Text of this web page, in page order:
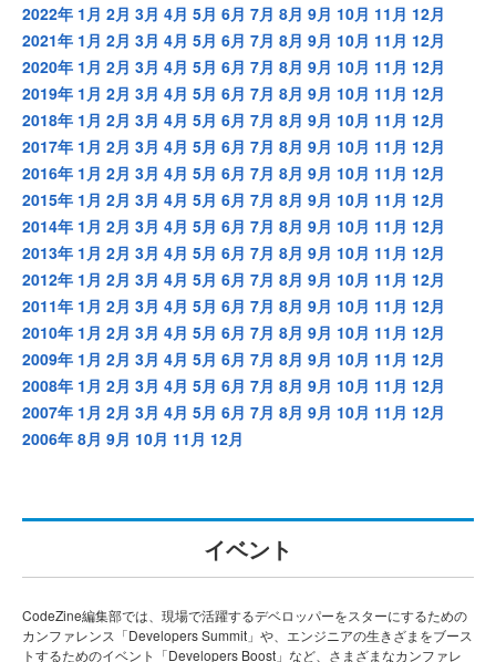
2022年 1月 2月 3月 4月 5月 6月 7月 8月 9月 10月 11月 12月
2021年 1月 2月 3月 4月 5月 6月 7月 8月 9月 10月 11月 12月
2020年 1月 2月 3月 4月 5月 6月 7月 8月 9月 10月 11月 12月
2019年 1月 2月 3月 4月 5月 6月 7月 8月 9月 10月 11月 12月
2018年 1月 2月 3月 4月 5月 6月 7月 8月 9月 10月 11月 12月
2017年 1月 2月 3月 4月 5月 6月 7月 8月 9月 10月 11月 12月
2016年 1月 2月 3月 4月 5月 6月 7月 8月 9月 10月 11月 12月
2015年 1月 2月 3月 4月 5月 6月 7月 8月 9月 10月 11月 12月
2014年 1月 2月 3月 4月 5月 6月 7月 8月 9月 10月 11月 12月
2013年 1月 2月 3月 4月 5月 6月 7月 8月 9月 10月 11月 12月
2012年 1月 2月 3月 4月 5月 6月 7月 8月 9月 10月 11月 12月
2011年 1月 2月 3月 4月 5月 6月 7月 8月 9月 10月 11月 12月
2010年 1月 2月 3月 4月 5月 6月 7月 8月 9月 10月 11月 12月
2009年 1月 2月 3月 4月 5月 6月 7月 8月 9月 10月 11月 12月
2008年 1月 2月 3月 4月 5月 6月 7月 8月 9月 10月 11月 12月
2007年 1月 2月 3月 4月 5月 6月 7月 8月 9月 10月 11月 12月
2006年 8月 9月 10月 11月 12月
イベント
CodeZine編集部では、現場で活躍するデベロッパーをスターにするための
カンファレンス「Developers Summit」や、エンジニアの生きざまをブース
トするためのイベント「Developers Boost」など、さまざまなカンファレ